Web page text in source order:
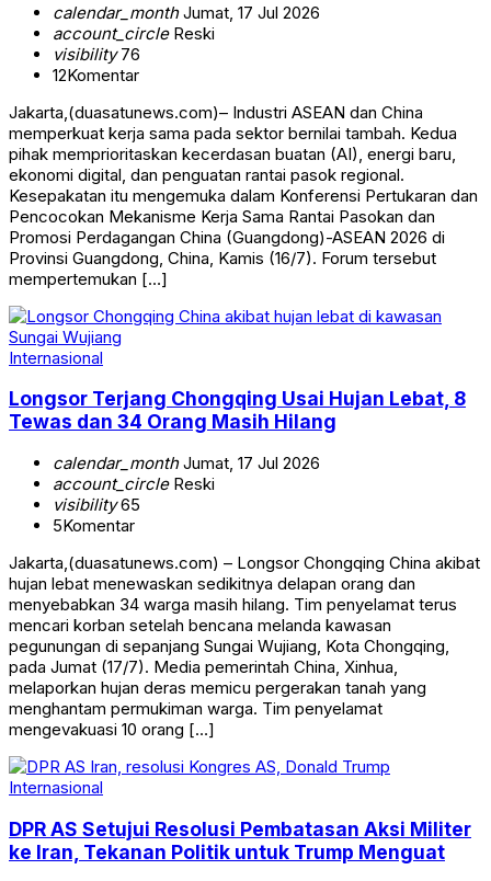
calendar_monthJumat, 17 Jul 2026
account_circleReski
visibility76
12Komentar
Jakarta,(duasatunews.com)– Industri ASEAN dan China
memperkuat kerja sama pada sektor bernilai tambah. Kedua
pihak memprioritaskan kecerdasan buatan (AI), energi baru,
ekonomi digital, dan penguatan rantai pasok regional.
Kesepakatan itu mengemuka dalam Konferensi Pertukaran dan
Pencocokan Mekanisme Kerja Sama Rantai Pasokan dan
Promosi Perdagangan China (Guangdong)-ASEAN 2026 di
Provinsi Guangdong, China, Kamis (16/7). Forum tersebut
mempertemukan […]
Internasional
Longsor Terjang Chongqing Usai Hujan Lebat, 8
Tewas dan 34 Orang Masih Hilang
calendar_monthJumat, 17 Jul 2026
account_circleReski
visibility65
5Komentar
Jakarta,(duasatunews.com) – Longsor Chongqing China akibat
hujan lebat menewaskan sedikitnya delapan orang dan
menyebabkan 34 warga masih hilang. Tim penyelamat terus
mencari korban setelah bencana melanda kawasan
pegunungan di sepanjang Sungai Wujiang, Kota Chongqing,
pada Jumat (17/7). Media pemerintah China, Xinhua,
melaporkan hujan deras memicu pergerakan tanah yang
menghantam permukiman warga. Tim penyelamat
mengevakuasi 10 orang […]
Internasional
DPR AS Setujui Resolusi Pembatasan Aksi Militer
ke Iran, Tekanan Politik untuk Trump Menguat